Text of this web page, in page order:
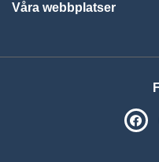
Våra webbplatser